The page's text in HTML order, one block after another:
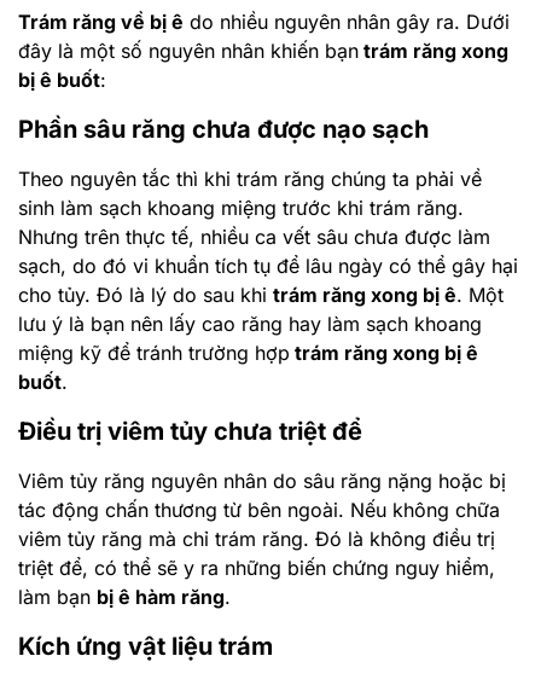
Trám răng về bị ê do nhiều nguyên nhân gây ra. Dưới
đây là một số nguyên nhân khiến bạn trám răng xong
bị ê buốt:
Phần sâu răng chưa được nạo sạch
Theo nguyên tắc thì khi trám răng chúng ta phải về
sinh làm sạch khoang miệng trước khi trám răng.
Nhưng trên thực tế, nhiều ca vết sâu chưa được làm
sạch, do đó vi khuẩn tích tụ để lâu ngày có thể gây hại
cho tủy. Đó là lý do sau khi trám răng xong bị ê. Một
lưu ý là bạn nên lấy cao răng hay làm sạch khoang
miệng kỹ để tránh trường hợp trám răng xong bị ê
buốt.
Điều trị viêm tủy chưa triệt để
Viêm tủy răng nguyên nhân do sâu răng nặng hoặc bị
tác động chấn thương từ bên ngoài. Nếu không chữa
viêm tủy răng mà chỉ trám răng. Đó là không điều trị
triệt để, có thể sẽ y ra những biến chứng nguy hiểm,
làm bạn bị ê hàm răng.
Kích ứng vật liệu trám